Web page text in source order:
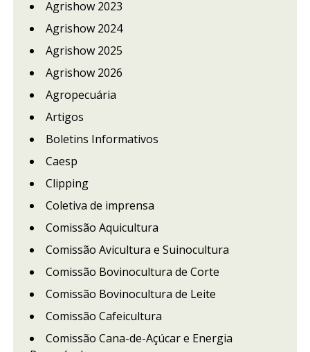
Agrishow 2023
Agrishow 2024
Agrishow 2025
Agrishow 2026
Agropecuária
Artigos
Boletins Informativos
Caesp
Clipping
Coletiva de imprensa
Comissão Aquicultura
Comissão Avicultura e Suinocultura
Comissão Bovinocultura de Corte
Comissão Bovinocultura de Leite
Comissão Cafeicultura
Comissão Cana-de-Açúcar e Energia